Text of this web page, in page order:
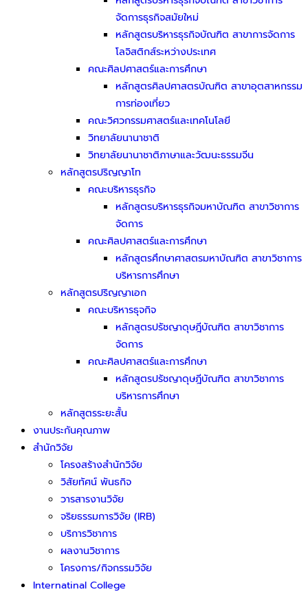
จัดการธุรกิจสมัยใหม่
หลักสูตรบริหารธุรกิจบัณฑิต สาขาการจัดการ
โลจิสติกส์ระหว่างประเทศ
คณะศิลปศาสตร์และการศึกษา
หลักสูตรศิลปศาสตรบัณฑิต สาขาอุตสาหกรรม
การท่องเที่ยว
คณะวิศวกรรมศาสตร์และเทคโนโลยี
วิทยาลัยนานาชาติ
วิทยาลัยนานาชาติภาษาและวัฒนะธรรมจีน
หลักสูตรปริญญาโท
คณะบริหารธุรกิจ
หลักสูตรบริหารธุรกิจมหาบัณฑิต สาขาวิชาการ
จัดการ
คณะศิลปศาสตร์และการศึกษา
หลักสูตรศึกษาศาสตรมหาบัณฑิต สาขาวิชาการ
บริหารการศึกษา
หลักสูตรปริญญาเอก
คณะบริหารธุจกิจ
หลักสูตรปรัชญาดุษฎีบัณฑิต สาขาวิชาการ
จัดการ
คณะศิลปศาสตร์และการศึกษา
หลักสูตรปรัชญาดุษฎีบัณฑิต สาขาวิชาการ
บริหารการศึกษา
หลักสูตรระยะสั้น
งานประกันคุณภาพ
สำนักวิจัย
โครงสร้างสำนักวิจัย
วิสัยทัศน์ พันธกิจ
วารสารงานวิจัย
จริยธรรมการวิจัย (IRB)
บริการวิชาการ
ผลงานวิชาการ
โครงการ/กิจกรรมวิจัย
Internatinal College